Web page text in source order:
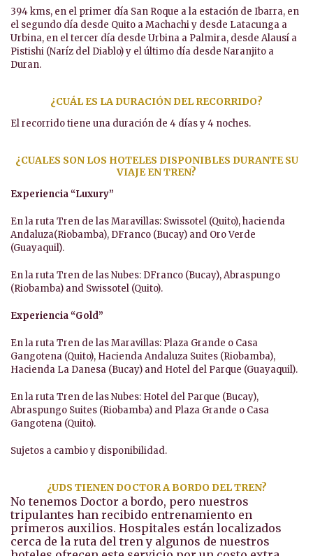
394 kms, en el primer día San Roque a la estación de Ibarra, en
el segundo día desde Quito a Machachi y desde Latacunga a
Urbina, en el tercer día desde Urbina a Palmira, desde Alausí a
Pistishi (Naríz del Diablo) y el último día desde Naranjito a
Duran.
¿CUÁL ES LA DURACIÓN DEL RECORRIDO?
El recorrido tiene una duración de 4 días y 4 noches.
¿CUALES SON LOS HOTELES DISPONIBLES DURANTE SU
VIAJE EN TREN?
Experiencia “Luxury”
En la ruta Tren de las Maravillas: Swissotel (Quito), hacienda
Andaluza(Riobamba), DFranco (Bucay) and Oro Verde
(Guayaquil).
En la ruta Tren de las Nubes: DFranco (Bucay), Abraspungo
(Riobamba) and Swissotel (Quito).
Experiencia “Gold”
En la ruta Tren de las Maravillas: Plaza Grande o Casa
Gangotena (Quito), Hacienda Andaluza Suites (Riobamba),
Hacienda La Danesa (Bucay) and Hotel del Parque (Guayaquil).
En la ruta Tren de las Nubes: Hotel del Parque (Bucay),
Abraspungo Suites (Riobamba) and Plaza Grande o Casa
Gangotena (Quito).
Sujetos a cambio y disponibilidad.
¿UDS TIENEN DOCTOR A BORDO DEL TREN?
No tenemos Doctor a bordo, pero nuestros
tripulantes han recibido entrenamiento en
primeros auxilios. Hospitales están localizados
cerca de la ruta del tren y algunos de nuestros